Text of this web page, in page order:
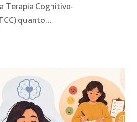
Terapia Cognitivo-
quanto…